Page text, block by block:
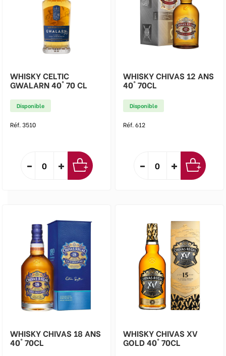
WHISKY CELTIC
GWALARN 40° 70 CL
Disponible
Réf. 3510
WHISKY CHIVAS 12 ANS
40° 70CL
Disponible
Réf. 612
WHISKY CHIVAS 18 ANS
40° 70CL
WHISKY CHIVAS XV
GOLD 40° 70CL